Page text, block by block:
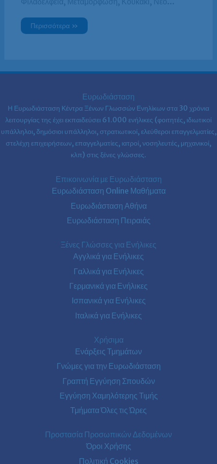
Περισσότερα »
Ευρωδιάσταση
Η Ευρωδιάσταση Κέντρα Ξένων Γλωσσών Ενηλίκων στα 30 χρόνια
λειτουργίας της έχει εκπαιδεύσει 61.000 ενήλικες (φοιτητές, ιδιωτικοί
υπάλληλοι, δημόσιοι υπάλληλοι, στρατιωτικοί, ελεύθεροι επαγγελματίες,
στελέχη επιχειρήσεων, επαγγελματίες, ιατροί, νοσηλευτές, μηχανικοί,
κλπ) στις ξένες γλώσσες.
Επικοινωνία με Ευρωδιάσταση
Ευρωδιάσταση Online Μαθήματα
Ευρωδιάσταση Αθήνα
Ευρωδιάσταση Πειραιάς
Ξένες Γλώσσες για Ενήλικες
Αγγλικά για Ενήλικες
Γαλλικά για Ενήλικες
Γερμανικά για Ενήλικες
Ισπανικά για Ενήλικες
Ιταλικά για Ενήλικες
Χρήσιμα
Ενάρξεις Τμημάτων
Γνώμες για την Ευρωδιάσταση
Γραπτή Εγγύηση Σπουδών
Εγγύηση Χαμηλότερης Τιμής
Τμήματα Όλες τις Ώρες
Προστασία Προσωπικών Δεδομένων
Όροι Χρήσης
Πολιτική Cookies